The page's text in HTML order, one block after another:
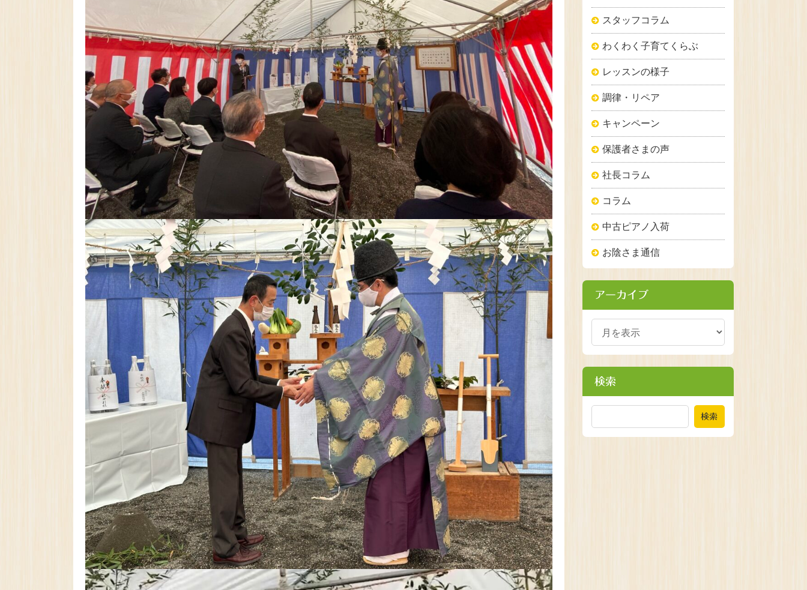
スタッフコラム
わくわく子育てくらぶ
レッスンの様子
調律・リペア
キャンペーン
保護者さまの声
社長コラム
コラム
中古ピアノ入荷
お陰さま通信
アーカイブ
検索
検索